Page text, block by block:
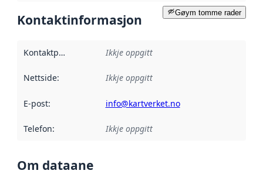
Gøym tomme rader
Kontaktinformasjon
Kontaktpunkt Ikkje oppgitt
Nettside: Ikkje oppgitt
E-post: info@kartverket.no
Telefon: Ikkje oppgitt
Om dataane